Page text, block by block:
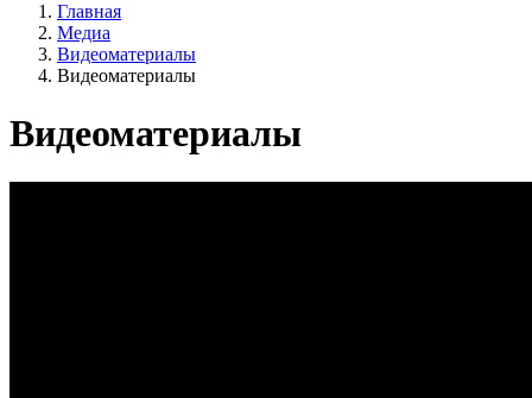
Главная
Медиа
Видеоматериалы
Видеоматериалы
Видеоматериалы